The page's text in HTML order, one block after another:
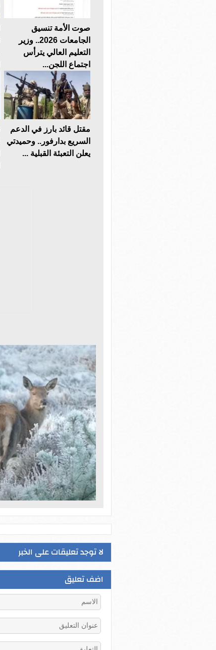
صوت الأمة تنسيق
الجامعات 2026.. وزير
التعليم العالي يترأس
اجتماع اللجن...
مقتل قائد بارز في الدعم
السريع بدارفور.. وحميدتي
يعلن التعبئة القبلية ...
لا توجد تعليقات على الخبر
اضف تعليق